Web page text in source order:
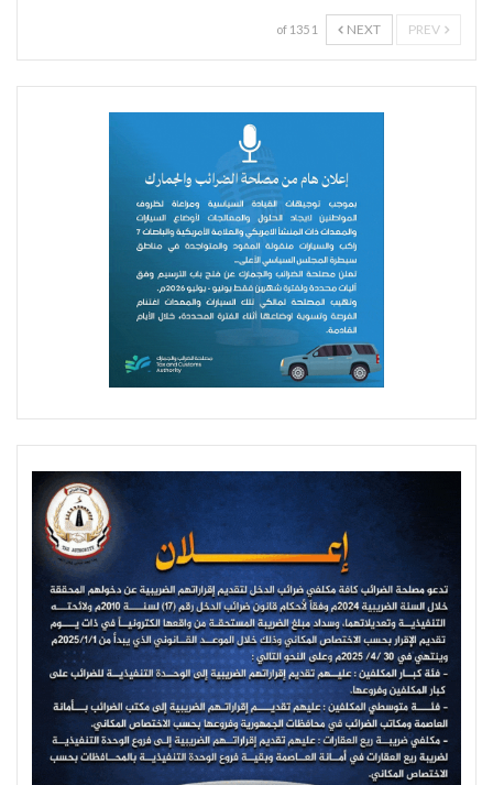
NEXT
1 of 135